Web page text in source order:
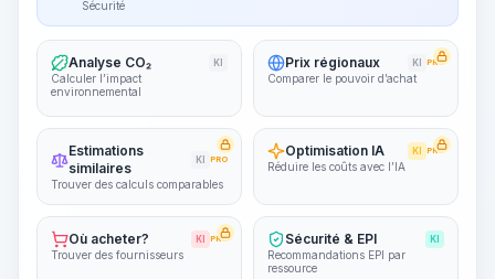
Sécurité
Analyse CO₂ KI
Calculer l’impact
environnemental
Prix régionaux KI PRO
Comparer le pouvoir d’achat
Estimations
similaires
KI PRO
Trouver des calculs comparables
Optimisation IA KI PRO
Réduire les coûts avec l’IA
Où acheter? KI PRO
Trouver des fournisseurs
Sécurité & EPI KI
Recommandations EPI par
ressource